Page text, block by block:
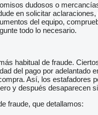
dudosos o
en solicitar aclaraciones,
del equipo,
todo lo necesario.
habitual de fraude.
del pago por adelantado
Así, los estafadores
y después desaparecen
fraude, que detallamos: